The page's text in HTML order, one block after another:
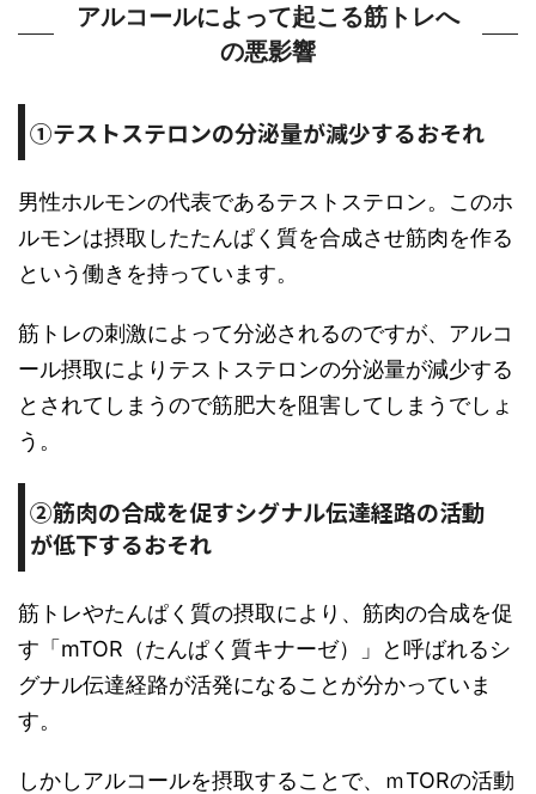
アルコールによって起こる筋トレへ
の悪影響
①テストステロンの分泌量が減少するおそれ
男性ホルモンの代表であるテストステロン。このホ
ルモンは摂取したたんぱく質を合成させ筋肉を作る
という働きを持っています。
筋トレの刺激によって分泌されるのですが、アルコ
ール摂取によりテストステロンの分泌量が減少する
とされてしまうので筋肥大を阻害してしまうでしょ
う。
②筋肉の合成を促すシグナル伝達経路の活動
が低下するおそれ
筋トレやたんぱく質の摂取により、筋肉の合成を促
す「mTOR（たんぱく質キナーゼ）」と呼ばれるシ
グナル伝達経路が活発になることが分かっていま
す。
しかしアルコールを摂取することで、ｍTORの活動